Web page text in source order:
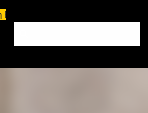
διαμερισμάτων Σπάρτη και